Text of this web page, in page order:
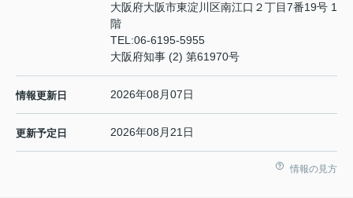
大阪府大阪市東淀川区南江口２丁目7番19号 1
階
TEL:06-6195-5955
大阪府知事 (2) 第61970号
情報更新日 2026年08月07日
更新予定日 2026年08月21日
情報の見方